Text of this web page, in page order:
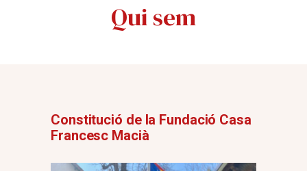
Qui sem
Constitució de la Fundació Casa
Francesc Macià